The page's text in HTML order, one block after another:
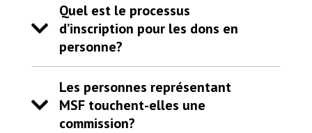
Quel est le processus
d’inscription pour les dons en
personne?
Les personnes représentant
MSF touchent-elles une
commission?